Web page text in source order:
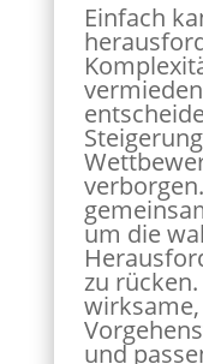
Einfach
um die
zu
und